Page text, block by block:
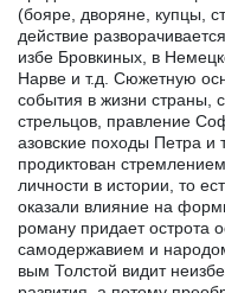
(бояре, дворяне, купцы,
действие
избе Бровкиных, в
Нарве и т.д. Сюжетную
события в жизни страны,
стрельцов, правление
азовские походы Петра и
продиктован
личности в истории, то
оказали влияние на
роману придает острота
самодержавием и
вым Толстой видит